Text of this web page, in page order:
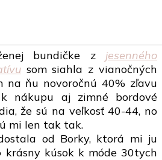
bundičke z jesenného
som siahla z vianočných
na ňu novoročnú 40% zľavu
nákupu aj zimné bordové
že sú na veľkosť 40-44, no
mi len tak tak.
od Borky, ktorá mi ju
krásny kúsok k móde 30tych